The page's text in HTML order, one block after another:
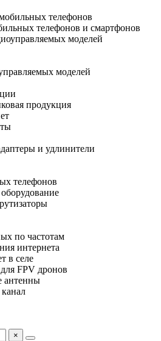
телефонов
телефонов и смартфонов
моделей
моделей
продукция
и удлинители
телефонов
по частотам
интернета
в селе
FPV дронов
антенны
×